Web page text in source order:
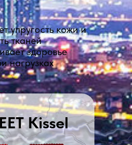
Kissel
упругость кожи и
тканей
здоровье
нагрузках